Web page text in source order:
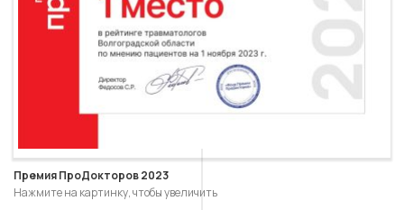
Премия ПроДокторов 2023
Нажмите на картинку, чтобы увеличить